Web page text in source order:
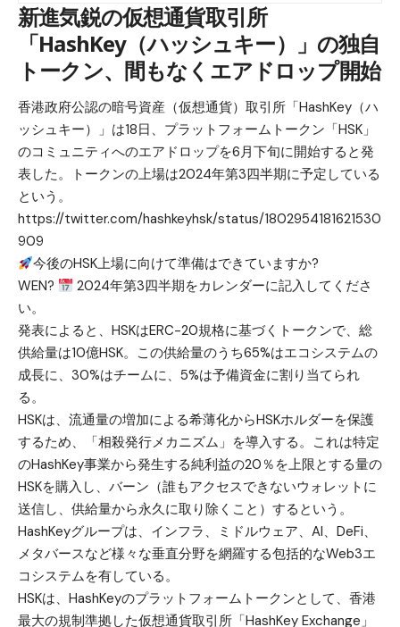
新進気鋭の仮想通貨取引所
「HashKey（ハッシュキー）」の独自
トークン、間もなくエアドロップ開始
香港政府公認の暗号資産（仮想通貨）取引所「HashKey（ハ
ッシュキー）」は18日、プラットフォームトークン「HSK」
のコミュニティへのエアドロップを6月下旬に開始すると発
表した。トークンの上場は2024年第3四半期に予定している
という。
https://twitter.com/hashkeyhsk/status/1802954181621530
909
今後のHSK上場に向けて準備はできていますか?
WEN?
2024年第3四半期をカレンダーに記入してくださ
い。
発表によると、HSKはERC-20規格に基づくトークンで、総
供給量は10億HSK。この供給量のうち65%はエコシステムの
成長に、30%はチームに、5%は予備資金に割り当てられ
る。
HSKは、流通量の増加による希薄化からHSKホルダーを保護
するため、「相殺発行メカニズム」を導入する。これは特定
のHashKey事業から発生する純利益の20％を上限とする量の
HSKを購入し、バーン（誰もアクセスできないウォレットに
送信し、供給量から永久に取り除くこと）するという。
HashKeyグループは、インフラ、ミドルウェア、AI、DeFi、
メタバースなど様々な垂直分野を網羅する包括的なWeb3エ
コシステムを有している。
HSKは、HashKeyのプラットフォームトークンとして、香港
最大の規制準拠した仮想通貨取引所「HashKey Exchange」